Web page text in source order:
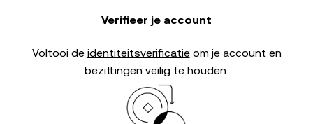
Verifieer je account
Voltooi de identiteitsverificatieom je account en
bezittingen veilig te houden.